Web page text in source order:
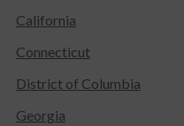
California
Connecticut
District of Columbia
Georgia